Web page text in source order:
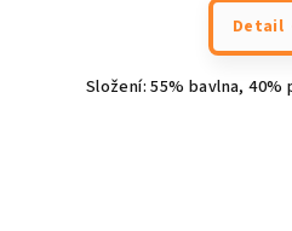
Detail
Složení: 55% bavlna,